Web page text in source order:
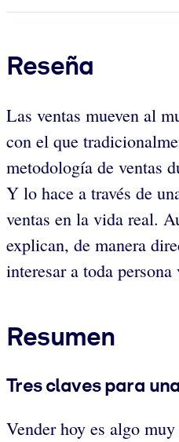
Reseña
Las ventas mueven al
con el que
metodología de ventas
Y lo hace a través de
ventas en la vida real.
explican, de manera
interesar a toda
Resumen
Tres claves para
Vender hoy es algo